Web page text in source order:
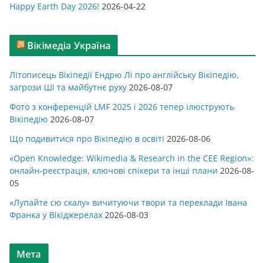
Happy Earth Day 2026! 2026-04-22
Вікімедіа Україна
Літописець Вікіпедії Ендрю Лі про англійську Вікіпедію,
загрози ШІ та майбутнє руху 2026-08-07
Фото з конференцій LMF 2025 і 2026 тепер ілюструють
Вікіпедію 2026-08-07
Що подивитися про Вікіпедію в освіті 2026-08-06
«Open Knowledge: Wikimedia & Research in the CEE Region»:
онлайн-реєстрація, ключові спікери та інші плани 2026-08-
05
«Лупайте сю скалу» вичитуючи твори та переклади Івана
Франка у Вікіджерелах 2026-08-03
Мета